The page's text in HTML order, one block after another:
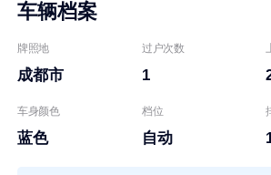
车辆档案
牌照地
成都市
过户次数
1
车身颜色
蓝色
档位
自动